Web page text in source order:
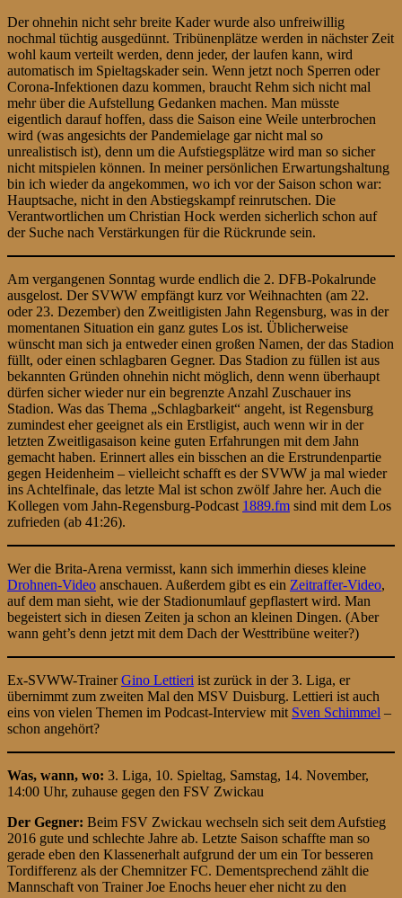
Der ohnehin nicht sehr breite Kader wurde also unfreiwillig
nochmal tüchtig ausgedünnt. Tribünenplätze werden in nächster Zeit
wohl kaum verteilt werden, denn jeder, der laufen kann, wird
automatisch im Spieltagskader sein. Wenn jetzt noch Sperren oder
Corona-Infektionen dazu kommen, braucht Rehm sich nicht mal
mehr über die Aufstellung Gedanken machen. Man müsste
eigentlich darauf hoffen, dass die Saison eine Weile unterbrochen
wird (was angesichts der Pandemielage gar nicht mal so
unrealistisch ist), denn um die Aufstiegsplätze wird man so sicher
nicht mitspielen können. In meiner persönlichen Erwartungshaltung
bin ich wieder da angekommen, wo ich vor der Saison schon war:
Hauptsache, nicht in den Abstiegskampf reinrutschen. Die
Verantwortlichen um Christian Hock werden sicherlich schon auf
der Suche nach Verstärkungen für die Rückrunde sein.
Am vergangenen Sonntag wurde endlich die 2. DFB-Pokalrunde
ausgelost. Der SVWW empfängt kurz vor Weihnachten (am 22.
oder 23. Dezember) den Zweitligisten Jahn Regensburg, was in der
momentanen Situation ein ganz gutes Los ist. Üblicherweise
wünscht man sich ja entweder einen großen Namen, der das Stadion
füllt, oder einen schlagbaren Gegner. Das Stadion zu füllen ist aus
bekannten Gründen ohnehin nicht möglich, denn wenn überhaupt
dürfen sicher wieder nur ein begrenzte Anzahl Zuschauer ins
Stadion. Was das Thema „Schlagbarkeit“ angeht, ist Regensburg
zumindest eher geeignet als ein Erstligist, auch wenn wir in der
letzten Zweitligasaison keine guten Erfahrungen mit dem Jahn
gemacht haben. Erinnert alles ein bisschen an die Erstrundenpartie
gegen Heidenheim – vielleicht schafft es der SVWW ja mal wieder
ins Achtelfinale, das letzte Mal ist schon zwölf Jahre her. Auch die
Kollegen vom Jahn-Regensburg-Podcast 1889.fm sind mit dem Los
zufrieden (ab 41:26).
Wer die Brita-Arena vermisst, kann sich immerhin dieses kleine
Drohnen-Video anschauen. Außerdem gibt es ein Zeitraffer-Video,
auf dem man sieht, wie der Stadionumlauf gepflastert wird. Man
begeistert sich in diesen Zeiten ja schon an kleinen Dingen. (Aber
wann geht’s denn jetzt mit dem Dach der Westtribüne weiter?)
Ex-SVWW-TrainerGino Lettieri ist zurück in der 3. Liga, er
übernimmt zum zweiten Mal den MSV Duisburg. Lettieri ist auch
eins von vielen Themen im Podcast-Interview mit Sven Schimmel –
schon angehört?
Was, wann, wo: 3. Liga, 10. Spieltag, Samstag, 14. November,
14:00 Uhr, zuhause gegen den FSV Zwickau
Der Gegner: Beim FSV Zwickau wechseln sich seit dem Aufstieg
2016 gute und schlechte Jahre ab. Letzte Saison schaffte man so
gerade eben den Klassenerhalt aufgrund der um ein Tor besseren
Tordifferenz als der Chemnitzer FC. Dementsprechend zählt die
Mannschaft von Trainer Joe Enochs heuer eher nicht zu den